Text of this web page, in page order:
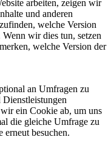
arbeiten, zeigen wir
und anderen
welche Version
wir dies tun, setzen
welche Version der
an Umfragen zu
Dienstleistungen
ein Cookie ab, um uns
die gleiche Umfrage zu
erneut besuchen.